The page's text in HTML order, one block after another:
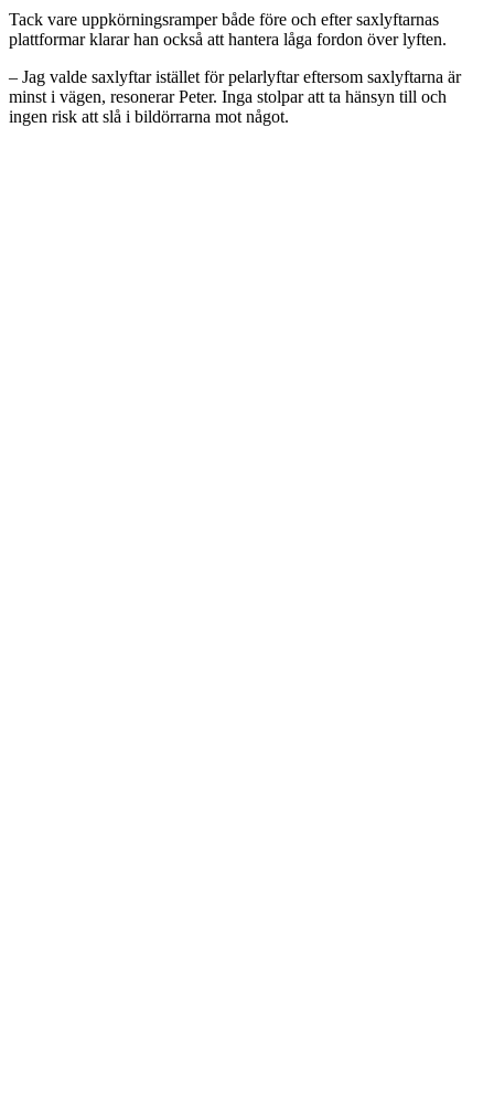
Tack vare uppkörningsramper både före och efter saxlyftarnas
plattformar klarar han också att hantera låga fordon över lyften.
– Jag valde saxlyftar istället för pelarlyftar eftersom saxlyftarna är
minst i vägen, resonerar Peter. Inga stolpar att ta hänsyn till och
ingen risk att slå i bildörrarna mot något.